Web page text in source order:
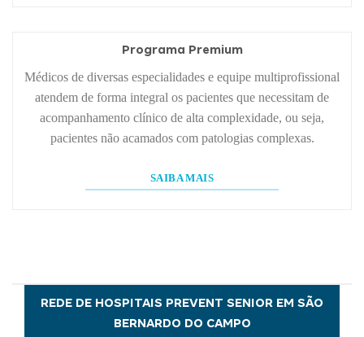
Programa Premium
Médicos de diversas especialidades e equipe multiprofissional
atendem de forma integral os pacientes que necessitam de
acompanhamento clínico de alta complexidade, ou seja,
pacientes não acamados com patologias complexas.
SAIBA MAIS
REDE DE HOSPITAIS PREVENT SENIOR EM SÃO
BERNARDO DO CAMPO